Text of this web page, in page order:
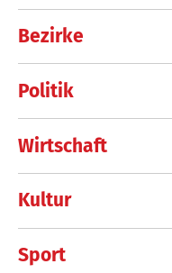
Bezirke
Politik
Wirtschaft
Kultur
Sport